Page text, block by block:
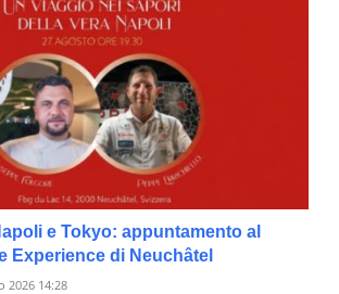
e Tokyo: appuntamento al
Experience di Neuchâtel
2026 14:28